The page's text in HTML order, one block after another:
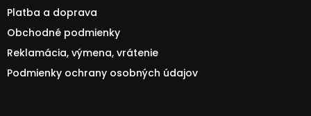
Platba a doprava
Obchodné podmienky
Reklamácia, výmena, vrátenie
Podmienky ochrany osobných údajov